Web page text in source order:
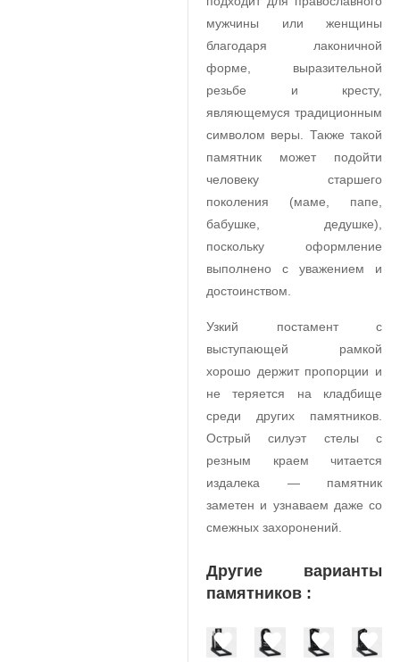
мужчины или женщины
благодаря лаконичной
форме, выразительной
резьбе и кресту,
являющемуся традиционным
символом веры. Также такой
памятник может подойти
человеку старшего
поколения (маме, папе,
бабушке, дедушке),
поскольку оформление
выполнено с уважением и
достоинством.
Узкий постамент с
выступающей рамкой
хорошо держит пропорции и
не теряется на кладбище
среди других памятников.
Острый силуэт стелы с
резным краем читается
издалека — памятник
заметен и узнаваем даже со
смежных захоронений.
Другие варианты
памятников :